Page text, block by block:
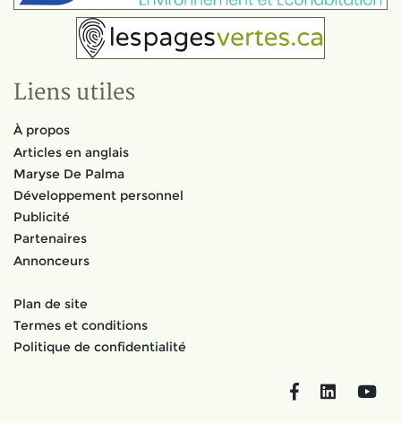
Liens utiles
À propos
Articles en anglais
Maryse De Palma
Développement personnel
Publicité
Partenaires
Annonceurs
Plan de site
Termes et conditions
Politique de confidentialité
FacebookLinkedIn